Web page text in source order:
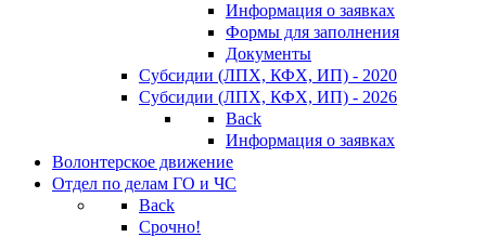
Информация о заявках
Формы для заполнения
Документы
Субсидии (ЛПХ, КФХ, ИП) - 2020
Субсидии (ЛПХ, КФХ, ИП) - 2026
Back
Информация о заявках
Волонтерское движение
Отдел по делам ГО и ЧС
Back
Срочно!